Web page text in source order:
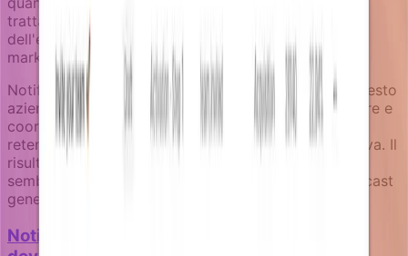
trattare le campagne di retention come parte
dell'esperienza del prodotto, non solo output di
marketing.
Notifizz supporta questo approccio attraverso contesto
aziendale aggiornato, logica di campagne goal-aware e
coordinazione cross-team che mantiene gli sforzi di
retention allineati con l'esperienza utente complessiva. Il
risultato sono campagne di ri-engagement che
sembrano nudge utili piuttosto che messaggi broadcast
generici.
Notifiche product-led: come il tuo prodotto